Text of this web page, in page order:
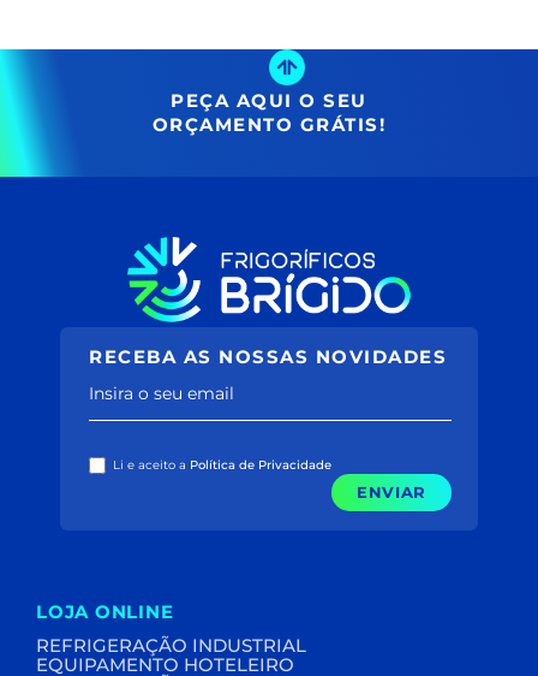
PEÇA AQUI O SEU
ORÇAMENTO GRÁTIS!
RECEBA AS NOSSAS NOVIDADES
Insira o seu email
Li e aceito a Política de Privacidade
ENVIAR
LOJA ONLINE
REFRIGERAÇÃO INDUSTRIAL
EQUIPAMENTO HOTELEIRO